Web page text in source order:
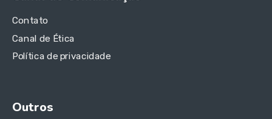
Contato
Canal de Ética
Política de privacidade
Outros